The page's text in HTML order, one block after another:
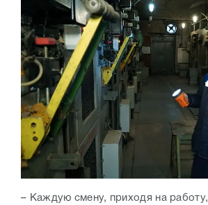
– Каждую смену, приходя на